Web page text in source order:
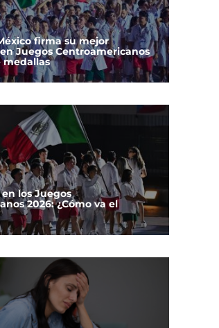
firma su mejor
Juegos Centroamericanos
medallas
los Juegos
2026: ¿Cómo va el